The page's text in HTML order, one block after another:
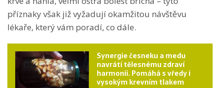
příznaky však již vyžadují okamžitou návštěvu
lékaře, který vám poradí, co dále.
Synergie česneku a medu
navrátí tělesnému zdraví
harmonii. Pomáhá s vředy i
vysokým krevním tlakem